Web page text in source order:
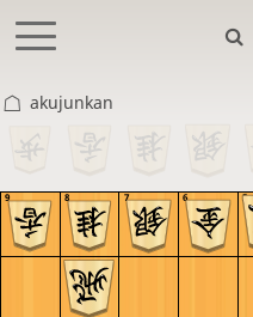
akujunkan
9 8 7 6 5